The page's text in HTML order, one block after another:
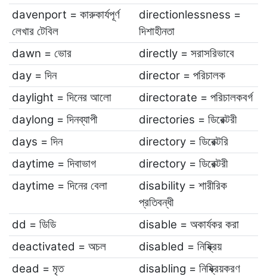
davenport = কারুকার্যপূর্ণ
লেখার টেবিল
directionlessness =
দিশাহীনতা
dawn = ভোর
directly = সরাসরিভাবে
day = দিন
director = পরিচালক
daylight = দিনের আলো
directorate = পরিচালকবর্গ
daylong = দিনব্যাপী
directories = ডিরেক্টরী
days = দিন
directory = ডিরেক্টরি
daytime = দিবাভাগ
directory = ডিরেক্টরী
daytime = দিনের বেলা
disability = শারীরিক
প্রতিবন্ধী
dd = ডিডি
disable = অকার্যকর করা
deactivated = অচল
disabled = নিষ্ক্রিয়
dead = মৃত
disabling = নিষ্ক্রিয়করণ